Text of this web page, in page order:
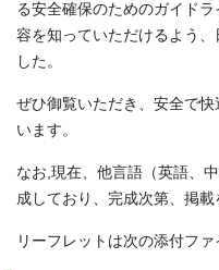
る安全確保のためのガイド
容を知っていただけるよう
した。
ぜひ御覧いただき、安全で
います。
なお,現在、他言語（英語、
成しており、完成次第、掲
リーフレットは次の添付フ